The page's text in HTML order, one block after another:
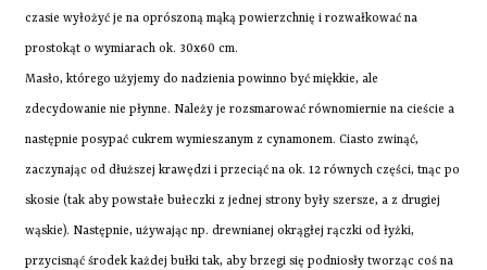
czasie wyłożyć je na oprószoną mąką powierzchnię i rozwałkować na
prostokąt o wymiarach ok. 30x60 cm.
Masło, którego użyjemy do nadzienia powinno być miękkie, ale
zdecydowanie nie płynne. Należy je rozsmarować równomiernie na cieście a
następnie posypać cukrem wymieszanym z cynamonem. Ciasto zwinąć,
zaczynając od dłuższej krawędzi i przeciąć na ok. 12 równych części, tnąc po
skosie (tak aby powstałe bułeczki z jednej strony były szersze, a z drugiej
wąskie). Następnie, używając np. drewnianej okrągłej rączki od łyżki,
przycisnąć środek każdej bułki tak, aby brzegi się podniosły tworząc coś na